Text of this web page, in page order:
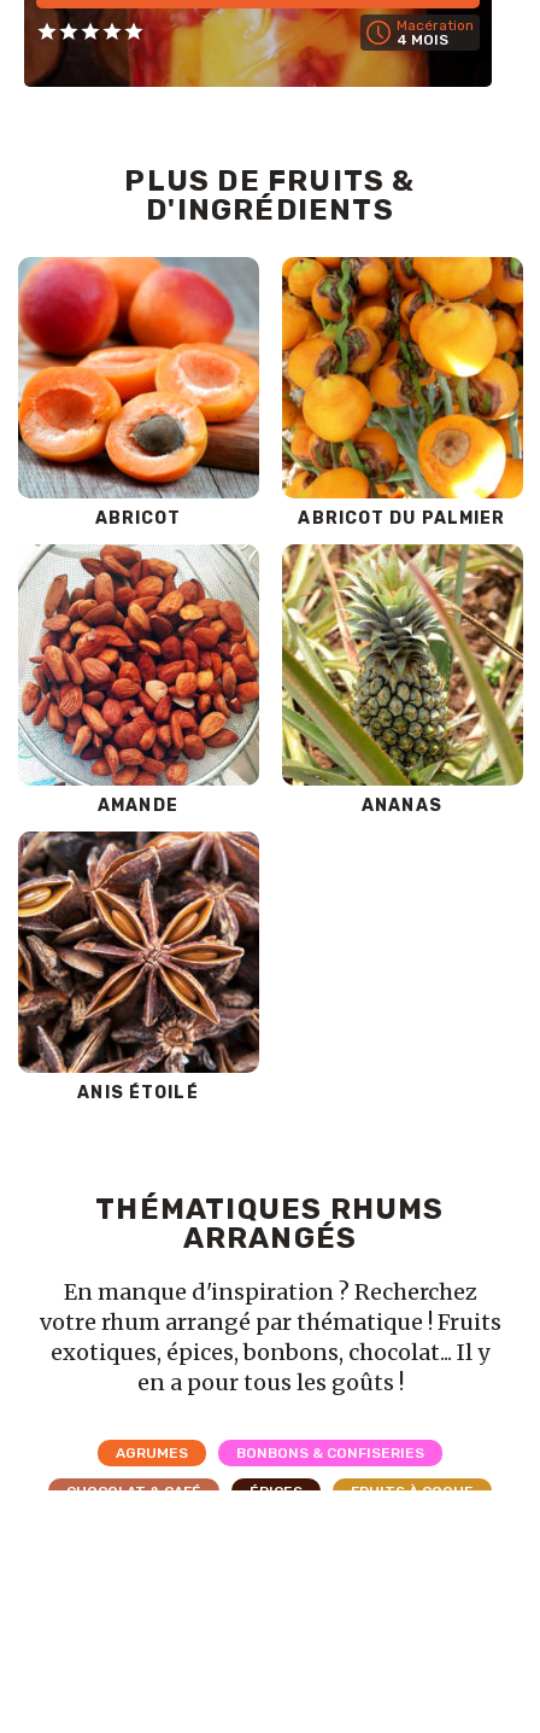
Macération
4 MOIS
PLUS DE FRUITS &
D'INGRÉDIENTS
ABRICOT ABRICOT DU PALMIER
AMANDE ANANAS
ANIS ÉTOILÉ
THÉMATIQUES RHUMS
ARRANGÉS
En manque d'inspiration ? Recherchez
votre rhum arrangé par thématique ! Fruits
exotiques, épices, bonbons, chocolat... Il y
en a pour tous les goûts !
AGRUMES BONBONS & CONFISERIES
CHOCOLAT & CAFÉ ÉPICES FRUITS À COQUE